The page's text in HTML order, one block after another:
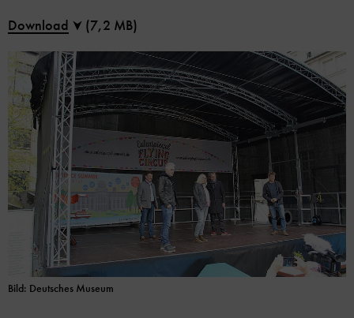
Bild: Deutsches Museum
Download (7,2 MB)